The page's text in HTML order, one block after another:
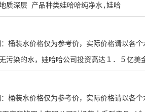
质深层 产品种类娃哈哈纯净水,娃哈
桶装水价格仅为参考价，实际价格请以各
污染的水，娃哈哈公司投资高达１．５亿美
桶装水价格仅为参考价，实际价格请以各